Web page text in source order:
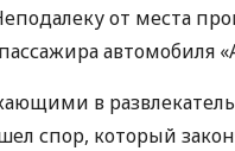
от места
автомобиля
в
спор, который